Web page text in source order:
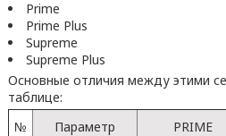
Prime
Prime Plus
Supreme
Supreme Plus
Основные отличия между этими
таблице:
№
Параметр PRIME